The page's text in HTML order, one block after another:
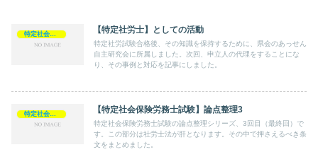
【特定社労士】としての活動
特定社労試験合格後、その知識を保持するために、県会のあっせん
自主研究会に所属しました。次回、申立人の代理をすることにな
り、その事例と対応を記事にしました。
【特定社会保険労務士試験】論点整理3
特定社会保険労務士試験の論点整理シリーズ、3回目（最終回）で
す。この部分は社労士法が肝となります。その中で押さえるべき条
文をまとめました。